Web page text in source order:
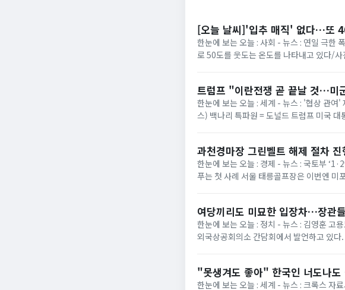
[오늘 날씨]'입추 매직' 없다…또
한눈에 보는 오늘 : 사회 - 뉴스 : 연일 극한
로 50도를 웃도는 온도를 나타내고 있다/
트럼프 "이란전쟁 곧 끝날 것…미
한눈에 보는 오늘 : 세계 - 뉴스 : '협상 관
스) 백나리 특파원 = 도널드 트럼프 미국
과천경마장 그린벨트 해제 절차
한눈에 보는 오늘 : 경제 - 뉴스 : 국토부
푸는 첫 사례 서울 태릉골프장은 이번엔
여당끼리도 미묘한 입장차…장관
한눈에 보는 오늘 : 정치 - 뉴스 : 김영훈 고
외국상공회의소 간담회에서 발언하고 있
"못생겨도 좋아" 한국인 너도나
한눈에 보는 오늘 : 세계 - 뉴스 : 크록스 자